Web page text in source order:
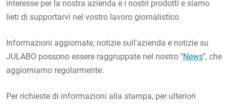
interesse per la nostra azienda e i nostri prodotti e siamo
lieti di supportarvi nel vostro lavoro giornalistico.
Informazioni aggiornate, notizie sull'azienda e notizie su
JULABO possono essere raggruppate nel nostro "News", che
aggiorniamo regolarmente.
Per richieste di informazioni alla stampa, per ulteriori